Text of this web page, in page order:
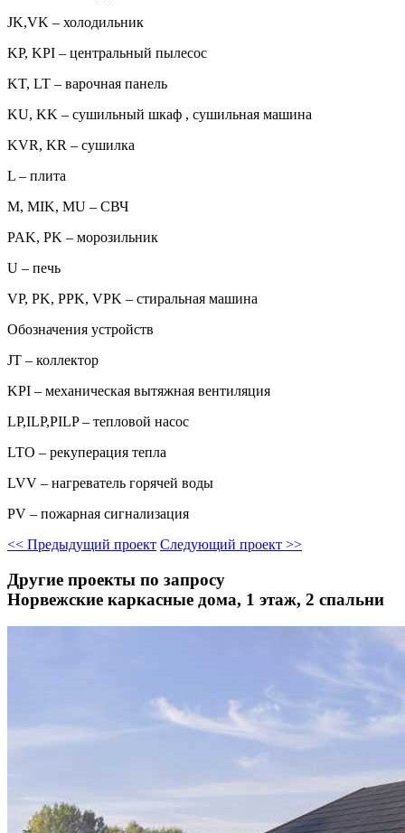
JK,VK – холодильник
KP, KPI – центральный пылесос
KT, LT – варочная панель
KU, KK – сушильный шкаф , сушильная машина
KVR, KR – сушилка
L – плита
M, MIK, MU – СВЧ
PAK, PK – морозильник
U – печь
VP, PK, PPK, VPK – стиральная машина
Обозначения устройств
JT – коллектор
KPI – механическая вытяжная вентиляция
LP,ILP,PILP – тепловой насос
LTO – рекуперация тепла
LVV – нагреватель горячей воды
PV – пожарная сигнализация
<< Предыдущий проект Следующий проект >>
Другие проекты по запросу
Норвежские каркасные дома, 1 этаж, 2 спальни